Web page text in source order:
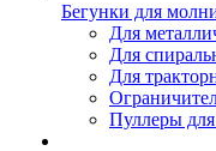
Бегунки для
Для
Для
Для
Пуллеры для